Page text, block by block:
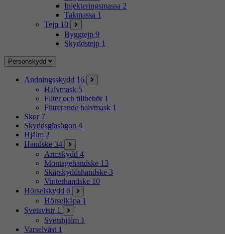
Injekteringsmassa 2
Takmassa 1
Tejp 10
Byggtejp 9
Skyddstejp 1
Personskydd
Andningsskydd 16
Halvmask 5
Filter och tillbehör 1
Filtrerande halvmask 1
Skor 7
Skyddsglasögon 4
Hjälm 2
Handske 34
Armskydd 4
Montagehandske 13
Skärskyddshandske 3
Vinterhandske 10
Hörselskydd 6
Hörselkåpa 1
Svetsvisir 1
Svetshjälm 1
Varselväst 1